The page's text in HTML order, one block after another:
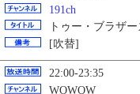
191ch
トゥー・ブラザ
[吹替]
22:00-23:35
WOWOW